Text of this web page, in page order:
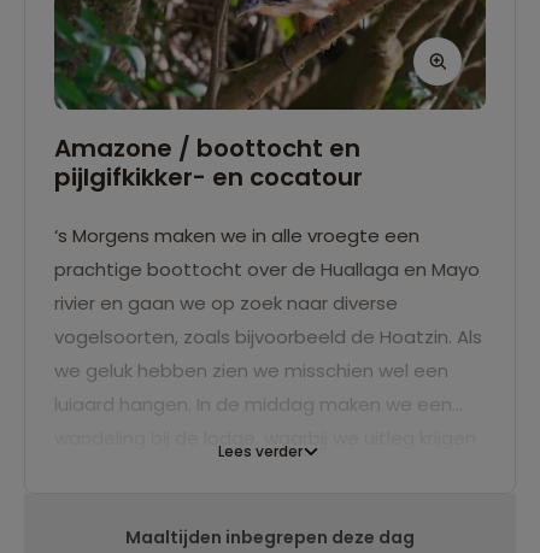
Amazone / boottocht en
pijlgifkikker- en cocatour
‘s Morgens maken we in alle vroegte een
prachtige boottocht over de Huallaga en Mayo
rivier en gaan we op zoek naar diverse
vogelsoorten, zoals bijvoorbeeld de Hoatzin. Als
we geluk hebben zien we misschien wel een
luiaard hangen. In de middag maken we een
gaan we op zoek naar pijlgifkikkertjes.
Lees verder
Maaltijden inbegrepen deze dag